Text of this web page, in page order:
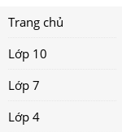
Trang chủ
Lớp 10
Lớp 7
Lớp 4